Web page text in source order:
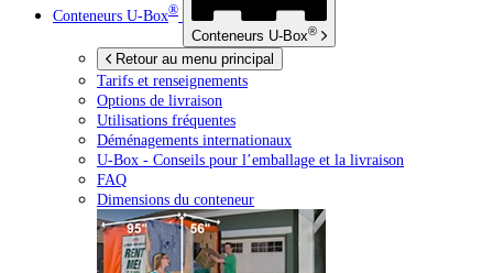
Conteneurs U-Box®
Conteneurs U-Box®
Retour au menu principal
Tarifs et renseignements
Options de livraison
Utilisations fréquentes
Déménagements internationaux
U-Box - Conseils pour l’emballage et la livraison
FAQ
Dimensions du conteneur